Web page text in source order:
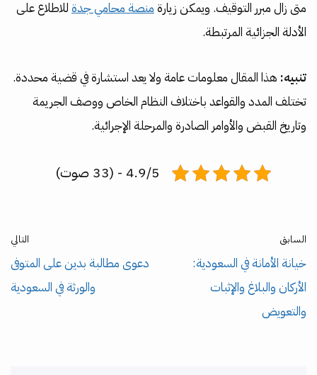
متى زال مبرر التوقيف. ويمكن زيارة منصة محامي جدة للاطلاع على
الأدلة الجزائية المرتبطة.
تنبيه: هذا المقال معلومات عامة ولا يعد استشارة في قضية محددة.
تختلف المدد والقواعد باختلاف النظام الخاص ووصف الجريمة
وتاريخ القبض والأوامر الصادرة والمرحلة الإجرائية.
4.9/5 - (33 صوت)
السابق
خيانة الأمانة في السعودية:
الأركان والبلاغ والإثبات
والتعويض
التالي
دعوى مطالبة بدين على المتوفى
والورثة في السعودية